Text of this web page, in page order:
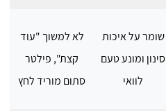
שומר על איכות
סינון ומונע טעם
לוואי
לא למשוך "עוד
קצת", פילטר
סתום מוריד לחץ